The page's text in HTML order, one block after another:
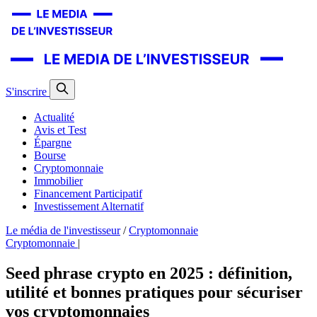
S'inscrire
Actualité
Avis et Test
Épargne
Bourse
Cryptomonnaie
Immobilier
Financement Participatif
Investissement Alternatif
Le média de l'investisseur / Cryptomonnaie
Cryptomonnaie |
Seed phrase crypto en 2025 : définition,
utilité et bonnes pratiques pour sécuriser
vos cryptomonnaies